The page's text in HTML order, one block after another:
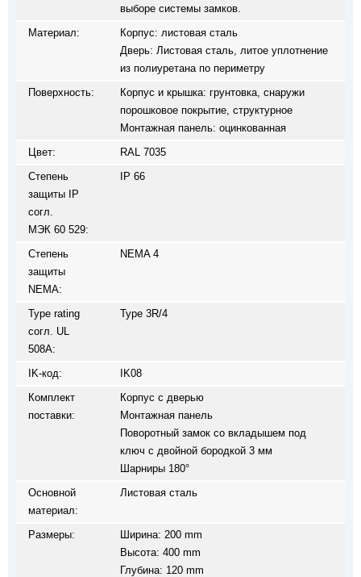
выборе системы замков.
Материал:
Корпус: листовая сталь
Дверь: Листовая сталь, литое уплотнение
из полиуретана по периметру
Поверхность:
Корпус и крышка: грунтовка, снаружи
порошковое покрытие, структурное
Монтажная панель: оцинкованная
Цвет:
RAL 7035
Степень
защиты IP
согл.
МЭК 60 529:
IP 66
Степень
защиты
NEMA:
NEMA 4
Type rating
согл. UL
508A:
Type 3R/4
IK-код:
IK08
Комплект
поставки:
Корпус с дверью
Монтажная панель
Поворотный замок со вкладышем под
ключ с двойной бородкой 3 мм
Шарниры 180°
Основной
материал:
Листовая сталь
Размеры:
Ширина: 200 mm
Высота: 400 mm
Глубина: 120 mm